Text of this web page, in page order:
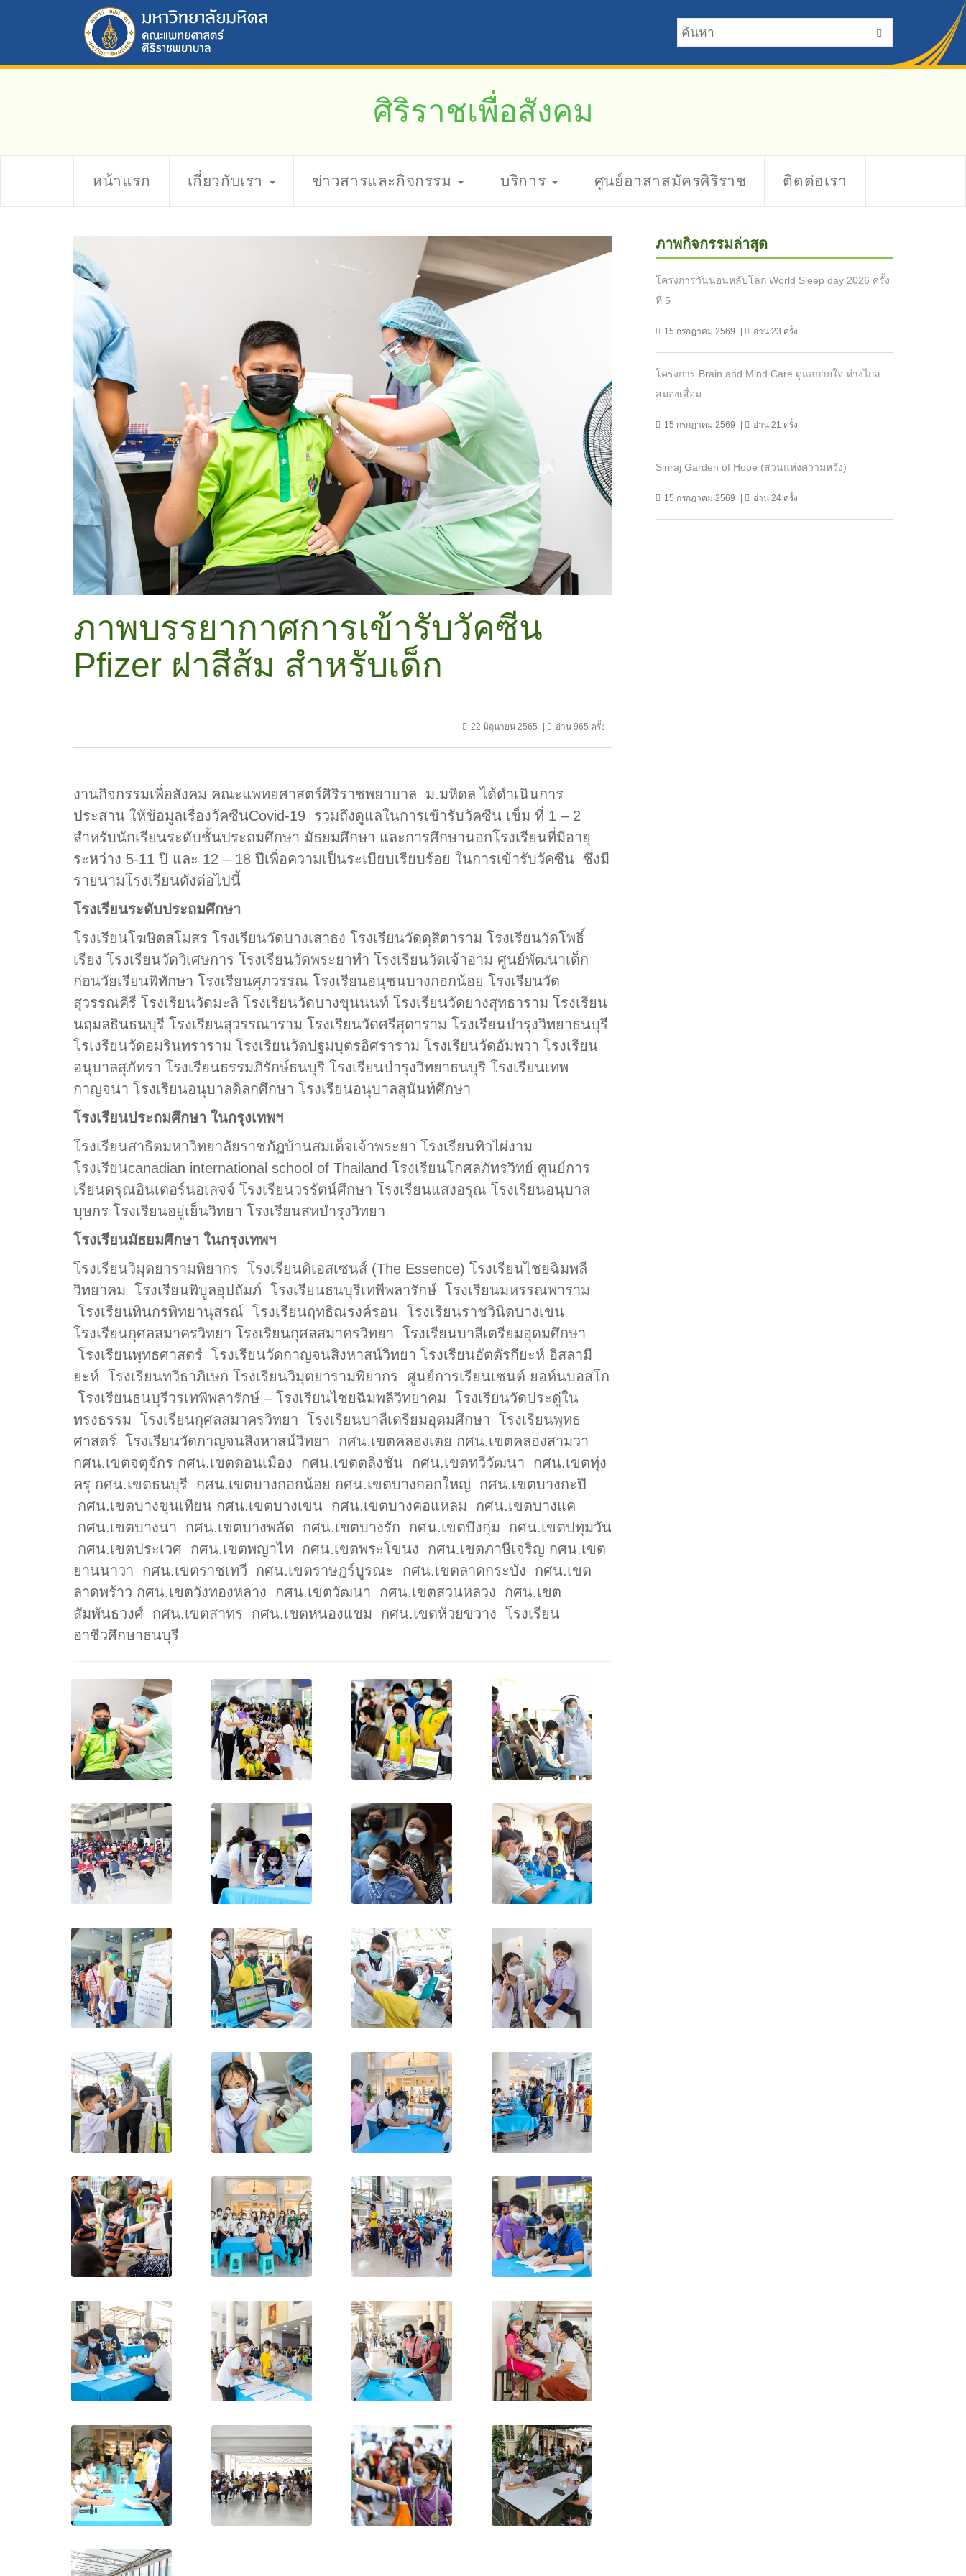
ศิริราชเพื่อสังคม
หน้าแรก เกี่ยวกับเรา ข่าวสารและกิจกรรม บริการ ศูนย์อาสาสมัครศิริราช ติดต่อเรา
ภาพบรรยากาศการเข้ารับวัคซีน
Pfizer ฝาสีส้ม สำหรับเด็ก
22 มิถุนายน 2565 อ่าน 965 ครั้ง
งานกิจกรรมเพื่อสังคม คณะแพทยศาสตร์ศิริราชพยาบาล ม.มหิดล ได้ดำเนินการ
ประสาน ให้ข้อมูลเรื่องวัคซีนCovid-19 รวมถึงดูแลในการเข้ารับวัคซีน เข็ม ที่ 1 – 2
สำหรับนักเรียนระดับชั้นประถมศึกษา มัธยมศึกษา และการศึกษานอกโรงเรียนที่มีอายุ
ระหว่าง 5-11 ปี และ 12 – 18 ปีเพื่อความเป็นระเบียบเรียบร้อย ในการเข้ารับวัคซีน ซึ่งมี
รายนามโรงเรียนดังต่อไปนี้
โรงเรียนระดับประถมศึกษา
โรงเรียนโฆษิตสโมสร โรงเรียนวัดบางเสาธง โรงเรียนวัดดุสิตาราม โรงเรียนวัดโพธิ์
เรียง โรงเรียนวัดวิเศษการ โรงเรียนวัดพระยาทำ โรงเรียนวัดเจ้าอาม ศูนย์พัฒนาเด็ก
ก่อนวัยเรียนพิทักษา โรงเรียนศุภวรรณ โรงเรียนอนุชนบางกอกน้อย โรงเรียนวัด
สุวรรณคีรี โรงเรียนวัดมะลิ โรงเรียนวัดบางขุนนนท์ โรงเรียนวัดยางสุทธาราม โรงเรียน
นฤมลธินธนบุรี โรงเรียนสุวรรณาราม โรงเรียนวัดศรีสุดาราม โรงเรียนบำรุงวิทยาธนบุรี
โรเงรียนวัดอมรินทราราม โรงเรียนวัดปฐมบุตรอิศราราม โรงเรียนวัดอัมพวา โรงเรียน
อนุบาลสุภัทรา โรงเรียนธรรมภิรักษ์ธนบุรี โรงเรียนบำรุงวิทยาธนบุรี โรงเรียนเทพ
กาญจนา โรงเรียนอนุบาลดิลกศึกษา โรงเรียนอนุบาลสุนันท์ศึกษา
โรงเรียนประถมศึกษา ในกรุงเทพฯ
โรงเรียนสาธิตมหาวิทยาลัยราชภัฎบ้านสมเด็จเจ้าพระยา โรงเรียนทิวไผ่งาม
โรงเรียนcanadian international school of Thailand โรงเรียนโกศลภัทรวิทย์ ศูนย์การ
เรียนดรุณอินเตอร์นอเลจจ์ โรงเรียนวรรัตน์ศึกษา โรงเรียนแสงอรุณ โรงเรียนอนุบาล
บุษกร โรงเรียนอยู่เย็นวิทยา โรงเรียนสหบำรุงวิทยา
โรงเรียนมัธยมศึกษา ในกรุงเทพฯ
โรงเรียนวิมุตยารามพิยากร โรงเรียนดิเอสเซนส์ (The Essence) โรงเรียนไชยฉิมพลี
วิทยาคม โรงเรียนพิบูลอุปถัมภ์ โรงเรียนธนบุรีเทพีพลารักษ์ โรงเรียนมหรรณพาราม
โรงเรียนทินกรพิทยานุสรณ์ โรงเรียนฤทธิณรงค์รอน โรงเรียนราชวินิตบางเขน
โรงเรียนกุศลสมาครวิทยา โรงเรียนกุศลสมาครวิทยา โรงเรียนบาลีเตรียมอุดมศึกษา
โรงเรียนพุทธศาสตร์ โรงเรียนวัดกาญจนสิงหาสน์วิทยา โรงเรียนอัตตัรกียะห์ อิสลามี
ยะห์ โรงเรียนทวีธาภิเษก โรงเรียนวิมุตยารามพิยากร ศูนย์การเรียนเซนต์ ยอห์นบอสโก
โรงเรียนธนบุรีวรเทพีพลารักษ์ – โรงเรียนไชยฉิมพลีวิทยาคม โรงเรียนวัดประดู่ใน
ทรงธรรม โรงเรียนกุศลสมาครวิทยา โรงเรียนบาลีเตรียมอุดมศึกษา โรงเรียนพุทธ
ศาสตร์ โรงเรียนวัดกาญจนสิงหาสน์วิทยา กศน.เขตคลองเตย กศน.เขตคลองสามวา
กศน.เขตจตุจักร กศน.เขตดอนเมือง กศน.เขตตลิ่งชัน กศน.เขตทวีวัฒนา กศน.เขตทุ่ง
ครุ กศน.เขตธนบุรี กศน.เขตบางกอกน้อย กศน.เขตบางกอกใหญ่ กศน.เขตบางกะปิ
กศน.เขตบางขุนเทียน กศน.เขตบางเขน กศน.เขตบางคอแหลม กศน.เขตบางแค
กศน.เขตบางนา กศน.เขตบางพลัด กศน.เขตบางรัก กศน.เขตบึงกุ่ม กศน.เขตปทุมวัน
กศน.เขตประเวศ กศน.เขตพญาไท กศน.เขตพระโขนง กศน.เขตภาษีเจริญ กศน.เขต
ยานนาวา กศน.เขตราชเทวี กศน.เขตราษฎร์บูรณะ กศน.เขตลาดกระบัง กศน.เขต
ลาดพร้าว กศน.เขตวังทองหลาง กศน.เขตวัฒนา กศน.เขตสวนหลวง กศน.เขต
สัมพันธวงศ์ กศน.เขตสาทร กศน.เขตหนองแขม กศน.เขตห้วยขวาง โรงเรียน
อาชีวศึกษาธนบุรี
ภาพกิจกรรมล่าสุด
โครงการวันนอนหลับโลก World Sleep day 2026 ครั้ง
ที่ 5
15 กรกฎาคม 2569 อ่าน 23 ครั้ง
โครงการ Brain and Mind Care ดูแลกายใจ ห่างไกล
สมองเสื่อม
15 กรกฎาคม 2569 อ่าน 21 ครั้ง
Siriraj Garden of Hope (สวนแห่งความหวัง)
15 กรกฎาคม 2569 อ่าน 24 ครั้ง